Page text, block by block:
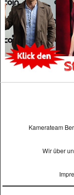
Kamerateam
Wir über